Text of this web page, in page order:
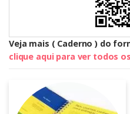
Veja mais ( Caderno ) do
clique aqui para ver todos